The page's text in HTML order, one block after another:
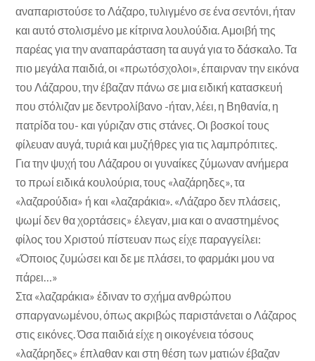
αναπαριστούσε το Λάζαρο, τυλιγμένο σε ένα σεντόνι, ήταν
και αυτό στολισμένο με κίτρινα λουλούδια. Αμοιβή της
παρέας για την αναπαράσταση τα αυγά για το δάσκαλο. Τα
πιο μεγάλα παιδιά, οι «πρωτόσχολοι», έπαιρναν την εικόνα
του Λάζαρου, την έβαζαν πάνω σε μια ειδική κατασκευή
που στόλιζαν με δεντρολίβανο -ήταν, λέει, η Βηθανία, η
πατρίδα του- και γύριζαν στις στάνες. Οι βοσκοί τους
φίλευαν αυγά, τυριά και μυζήθρες για τις λαμπρόπιτες.
Για την ψυχή του Λάζαρου οι γυναίκες ζύμωναν ανήμερα
το πρωί ειδικά κουλούρια, τους «λαζάρηδες», τα
«λαζαρούδια» ή και «λαζαράκια». «Λάζαρο δεν πλάσεις,
ψωμί δεν θα χορτάσεις» έλεγαν, μια και ο αναστημένος
φίλος του Χριστού πίστευαν πως είχε παραγγείλει:
«Όποιος ζυμώσει και δε με πλάσει, το φαρμάκι μου να
πάρει…»
Στα «λαζαράκια» έδιναν το σχήμα ανθρώπου
σπαργανωμένου, όπως ακριβώς παριστάνεται ο Λάζαρος
στις εικόνες. Όσα παιδιά είχε η οικογένεια τόσους
«λαζάρηδες» έπλαθαν και στη θέση των ματιών έβαζαν